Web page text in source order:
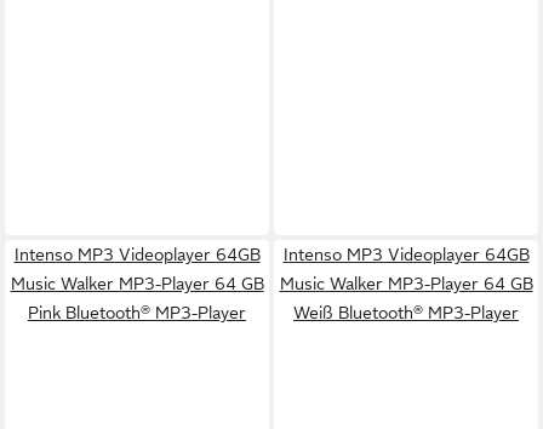
Intenso MP3 Videoplayer 64GB
Music Walker MP3-Player 64 GB
Pink Bluetooth® MP3-Player
Intenso MP3 Videoplayer 64GB
Music Walker MP3-Player 64 GB
Weiß Bluetooth® MP3-Player